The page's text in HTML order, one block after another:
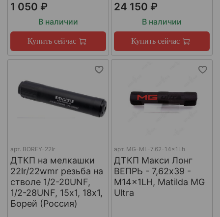
1 050 ₽
В наличии
Купить сейчас
24 150 ₽
В наличии
Купить сейчас
арт. BOREY-22lr
ДТКП на мелкашки
22lr/22wmr резьба на
стволе 1/2-20UNF,
1/2-28UNF, 15х1, 18х1,
Борей (Россия)
арт. MG-ML-7.62-14x1Lh
ДТКП Макси Лонг
ВЕПРЬ - 7,62x39 -
M14x1LH, Matilda MG
Ultra